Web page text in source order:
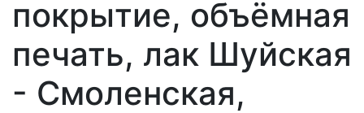
покрытие, объёмная
печать, лак Шуйская
- Смоленская,